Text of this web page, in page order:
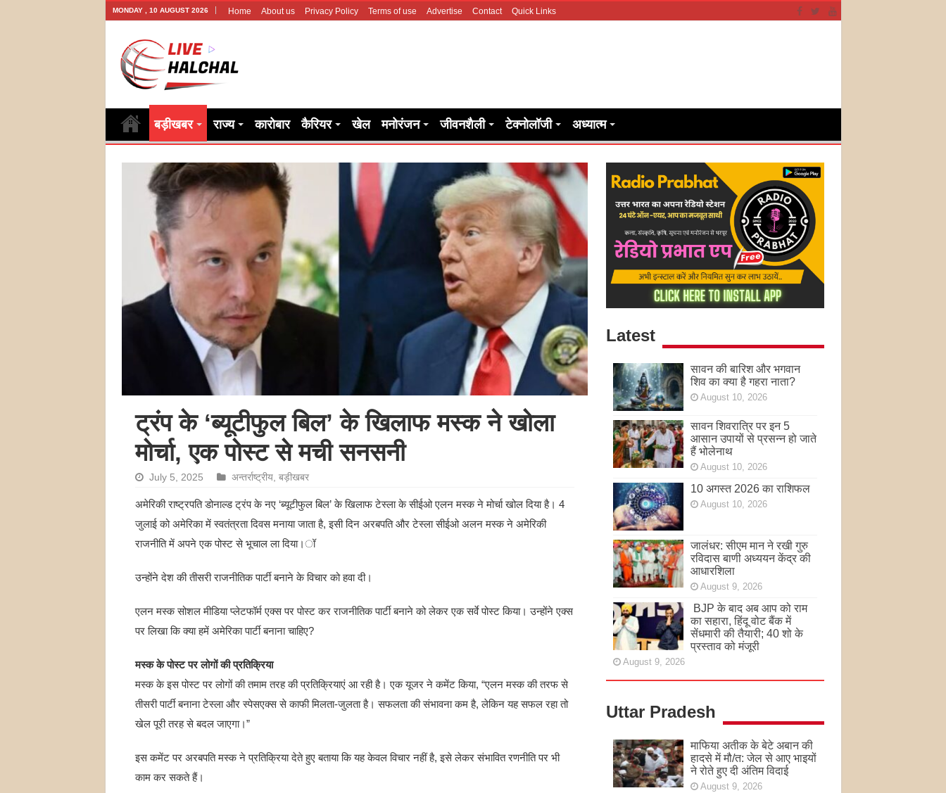
MONDAY , 10 AUGUST 2026 Home About us Privacy Policy Terms of use Advertise Contact Quick Links
बड़ीखबर राज्य कारोबार कैरियर खेल मनोरंजन जीवनशैली टेक्नोलॉजी अध्यात्म
ट्रंप के ‘ब्यूटीफुल बिल’ के खिलाफ मस्क ने खोला
मोर्चा, एक पोस्ट से मची सनसनी
July 5, 2025 अन्तर्राष्ट्रीय, बड़ीखबर
अमेरिकी राष्ट्रपति डोनाल्ड ट्रंप के नए ‘ब्यूटीफुल बिल’ के खिलाफ टेस्ला के सीईओ एलन मस्क ने मोर्चा खोल दिया है। 4
जुलाई को अमेरिका में स्वतंत्रता दिवस मनाया जाता है, इसी दिन अरबपति और टेस्ला सीईओ अलन मस्क ने अमेरिकी
राजनीति में अपने एक पोस्ट से भूचाल ला दिया।ॉ
उन्होंने देश की तीसरी राजनीतिक पार्टी बनाने के विचार को हवा दी।
एलन मस्क सोशल मीडिया प्लेटफॉर्म एक्स पर पोस्ट कर राजनीतिक पार्टी बनाने को लेकर एक सर्वे पोस्ट किया। उन्होंने एक्स
पर लिखा कि क्या हमें अमेरिका पार्टी बनाना चाहिए?
मस्क के पोस्ट पर लोगों की प्रतिक्रिया
मस्क के इस पोस्ट पर लोगों की तमाम तरह की प्रतिक्रियाएं आ रही है। एक यूजर ने कमेंट किया, “एलन मस्क की तरफ से
तीसरी पार्टी बनाना टेस्ला और स्पेसएक्स से काफी मिलता-जुलता है। सफलता की संभावना कम है, लेकिन यह सफल रहा तो
खेल पूरी तरह से बदल जाएगा।”
इस कमेंट पर अरबपति मस्क ने प्रतिक्रिया देते हुए बताया कि यह केवल विचार नहीं है, इसे लेकर संभावित रणनीति पर भी
काम कर सकते हैं।
Latest
सावन की बारिश और भगवान
शिव का क्या है गहरा नाता?
August 10, 2026
सावन शिवरात्रि पर इन 5
आसान उपायों से प्रसन्न हो जाते
हैं भोलेनाथ
August 10, 2026
10 अगस्त 2026 का राशिफल
August 10, 2026
जालंधर: सीएम मान ने रखी गुरु
रविदास बाणी अध्ययन केंद्र की
आधारशिला
August 9, 2026
BJP के बाद अब आप को राम
का सहारा, हिंदू वोट बैंक में
सेंधमारी की तैयारी; 40 शो के
प्रस्ताव को मंजूरी
August 9, 2026
Uttar Pradesh
माफिया अतीक के बेटे अबान की
हादसे में मौ/त: जेल से आए भाइयों
ने रोते हुए दी अंतिम विदाई
August 9, 2026